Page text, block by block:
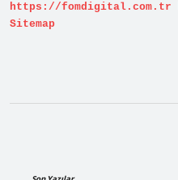
https://fomdigital.com.tr
Sitemap